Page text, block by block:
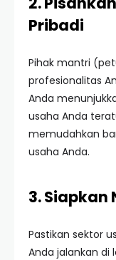
Pribadi
Pihak mantri
profesionalitas
Anda
usaha Anda
memudahkan
usaha Anda.
3. Siapkan
Pastikan sektor
Anda jalankan di